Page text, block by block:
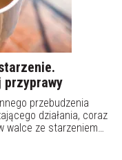
przebudzenia
działania, coraz
walce ze starzeniem
zawartych w
– np.